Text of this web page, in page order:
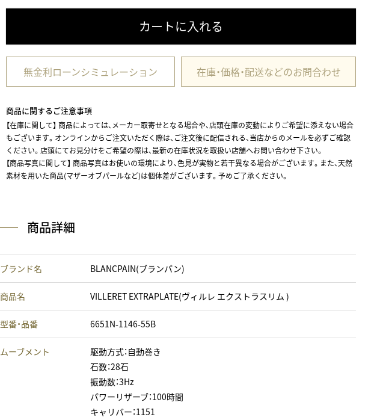
カートに入れる
無金利ローンシミュレーション 在庫・価格・配送などのお問合わせ
商品に関するご注意事項
【在庫に関して】商品によっては、メーカー取寄せとなる場合や、店頭在庫の変動によりご希望に添えない場合
もございます。オンラインからご注文いただく際は、ご注文後に配信される、当店からのメールを必ずご確認
ください。店頭にてお見分けをご希望の際は、最新の在庫状況を取扱い店舗へお問い合わせ下さい。
【商品写真に関して】 商品写真はお使いの環境により、色見が実物と若干異なる場合がございます。また、天然
素材を用いた商品(マザーオブパールなど)は個体差がございます。予めご了承ください。
商品詳細
ブランド名 BLANCPAIN(ブランパン)
商品名 VILLERET EXTRAPLATE(ヴィルレ エクストラスリム )
型番・品番 6651N-1146-55B
ムーブメント
駆動方式：自動巻き
石数：28石
振動数：3Hz
パワーリザーブ：100時間
キャリバー：1151